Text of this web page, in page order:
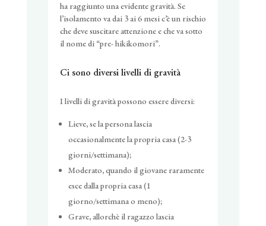
ha raggiunto una evidente gravità. Se
l’isolamento va dai 3 ai 6 mesi c’è un rischio
che deve suscitare attenzione e che va sotto
il nome di “pre- hikikomori”.
Ci sono diversi livelli di gravità
I livelli di gravità possono essere diversi:
Lieve, se la persona lascia
occasionalmente la propria casa (2-3
giorni/settimana);
Moderato, quando il giovane raramente
esce dalla propria casa (1
giorno/settimana o meno);
Grave, allorchè il ragazzo lascia